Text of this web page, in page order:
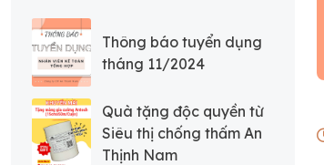
Thông báo tuyển dụng
tháng 11/2024
Quà tặng độc quyền từ
Siêu thị chống thấm An
Thịnh Nam